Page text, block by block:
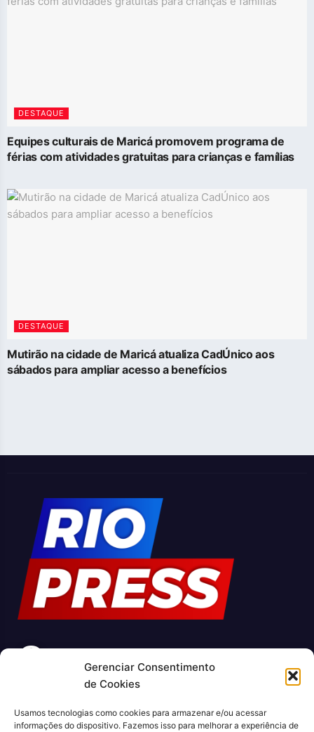
Gerenciar Consentimento
de Cookies
Usamos tecnologias como cookies para armazenar e/ou acessar
informações do dispositivo. Fazemos isso para melhorar a experiência de
DESTAQUE
Equipes culturais de Maricá promovem programa de
férias com atividades gratuitas para crianças e famílias
DESTAQUE
Mutirão na cidade de Maricá atualiza CadÚnico aos
sábados para ampliar acesso a benefícios
O
Jornal Rio Press é um portal de notícias e um jornal
impresso que cobre diversas notícias sobre a cidade do Rio
jornal é uma fonte confiável de informações sobre política,